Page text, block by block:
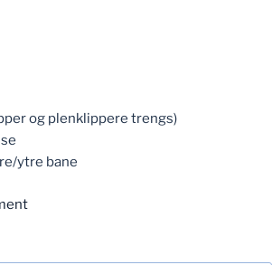
og plenklippere trengs)
ytre bane